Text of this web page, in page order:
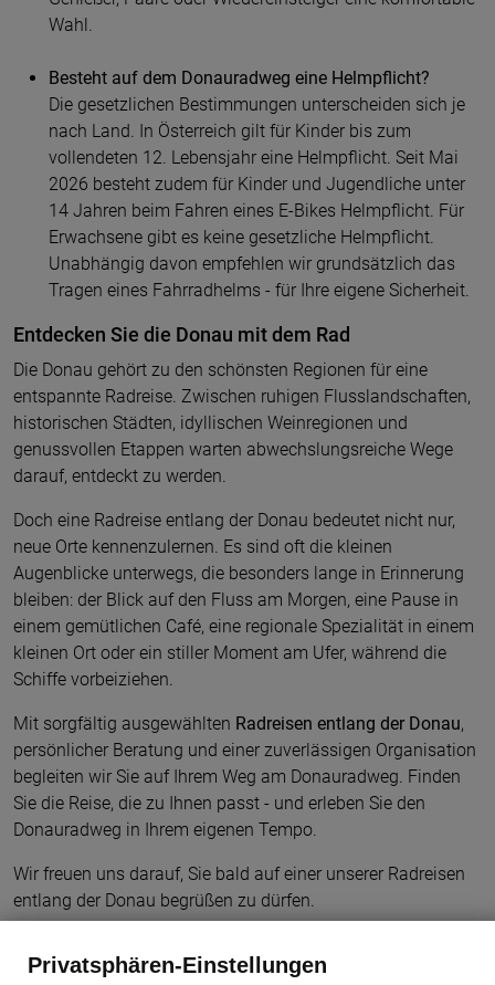
Wahl.
Besteht auf dem Donauradweg eine Helmpflicht?
Die gesetzlichen Bestimmungen unterscheiden sich je
nach Land. In Österreich gilt für Kinder bis zum
vollendeten 12. Lebensjahr eine Helmpflicht. Seit Mai
2026 besteht zudem für Kinder und Jugendliche unter
14 Jahren beim Fahren eines E-Bikes Helmpflicht. Für
Erwachsene gibt es keine gesetzliche Helmpflicht.
Unabhängig davon empfehlen wir grundsätzlich das
Tragen eines Fahrradhelms - für Ihre eigene Sicherheit.
Entdecken Sie die Donau mit dem Rad
Die Donau gehört zu den schönsten Regionen für eine
entspannte Radreise. Zwischen ruhigen Flusslandschaften,
historischen Städten, idyllischen Weinregionen und
genussvollen Etappen warten abwechslungsreiche Wege
darauf, entdeckt zu werden.
Doch eine Radreise entlang der Donau bedeutet nicht nur,
neue Orte kennenzulernen. Es sind oft die kleinen
Augenblicke unterwegs, die besonders lange in Erinnerung
bleiben: der Blick auf den Fluss am Morgen, eine Pause in
einem gemütlichen Café, eine regionale Spezialität in einem
kleinen Ort oder ein stiller Moment am Ufer, während die
Schiffe vorbeiziehen.
Mit sorgfältig ausgewählten Radreisen entlang der Donau,
persönlicher Beratung und einer zuverlässigen Organisation
begleiten wir Sie auf Ihrem Weg am Donauradweg. Finden
Sie die Reise, die zu Ihnen passt - und erleben Sie den
Donauradweg in Ihrem eigenen Tempo.
Wir freuen uns darauf, Sie bald auf einer unserer Radreisen
entlang der Donau begrüßen zu dürfen.
Privatsphären-Einstellungen